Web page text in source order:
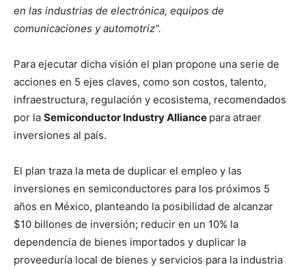
en las industrias de electrónica, equipos de
comunicaciones y automotriz”.
Para ejecutar dicha visión el plan propone una serie de
acciones en 5 ejes claves, como son costos, talento,
infraestructura, regulación y ecosistema, recomendados
por la Semiconductor Industry Alliance para atraer
inversiones al país.
El plan traza la meta de duplicar el empleo y las
inversiones en semiconductores para los próximos 5
años en México, planteando la posibilidad de alcanzar
$10 billones de inversión; reducir en un 10% la
dependencia de bienes importados y duplicar la
proveeduría local de bienes y servicios para la industria